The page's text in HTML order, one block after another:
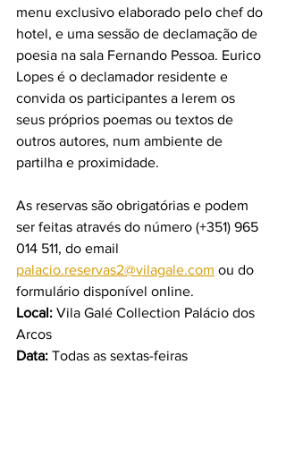
menu exclusivo elaborado pelo chef do
hotel, e uma sessão de declamação de
poesia na sala Fernando Pessoa. Eurico
Lopes é o declamador residente e
convida os participantes a lerem os
seus próprios poemas ou textos de
outros autores, num ambiente de
partilha e proximidade.
As reservas são obrigatórias e podem
ser feitas através do número (+351) 965
014 511, do email
palacio.reservas2@vilagale.com ou do
formulário disponível online.
Local: Vila Galé Collection Palácio dos
Arcos
Data: Todas as sextas-feiras